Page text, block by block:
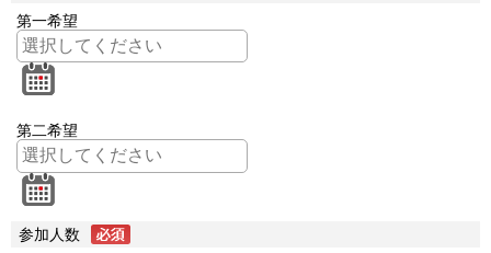
第一希望
第二希望
参加人数